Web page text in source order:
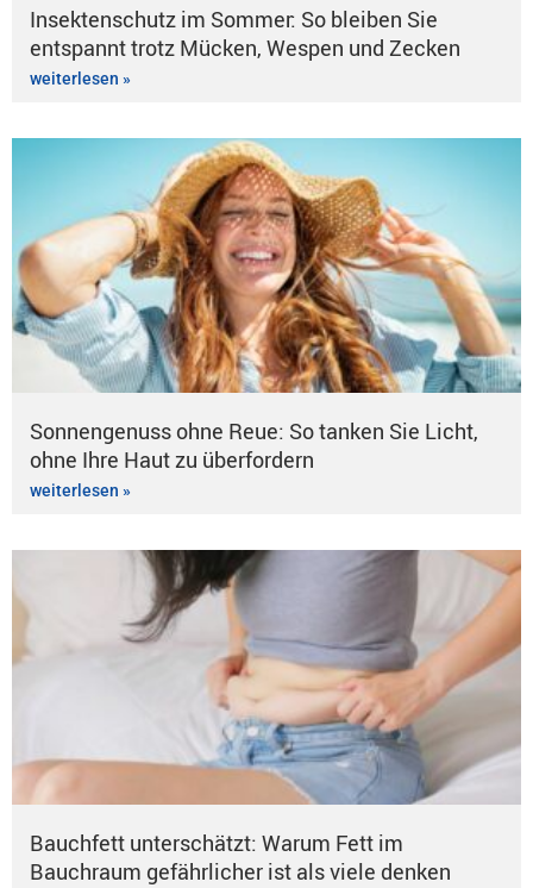
Insektenschutz im Sommer: So bleiben Sie
entspannt trotz Mücken, Wespen und Zecken
weiterlesen »
Sonnengenuss ohne Reue: So tanken Sie Licht,
ohne Ihre Haut zu überfordern
weiterlesen »
Bauchfett unterschätzt: Warum Fett im
Bauchraum gefährlicher ist als viele denken